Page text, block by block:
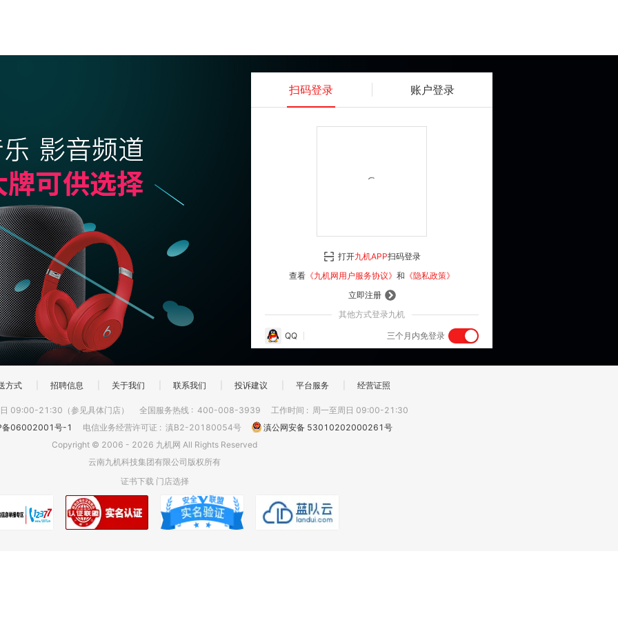
扫码登录 账户登录
登 录
立即注册
其他方式登录九机
QQ 三个月内免登录
打开九机APP扫码登录
查看 《九机网用户服务协议》 和 《隐私政策》
方式 招聘信息 关于我们 联系我们 投诉建议 平台服务 经营证照
09:00-21:30（参见具体门店） 全国服务热线 : 400-008-3939 工作时间 : 周一至周日 09:00-21:30
备06002001号-1
电信业务经营许可证 : 滇B2-20180054号
滇公网安备 53010202000261号
Copyright © 2006 - 2026 九机网 All Rights Reserved
云南九机科技集团有限公司版权所有
证书下载 门店选择